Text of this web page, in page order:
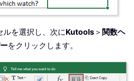
ルを選択し、次にKutools ＞ 関数ヘ
をクリックします。